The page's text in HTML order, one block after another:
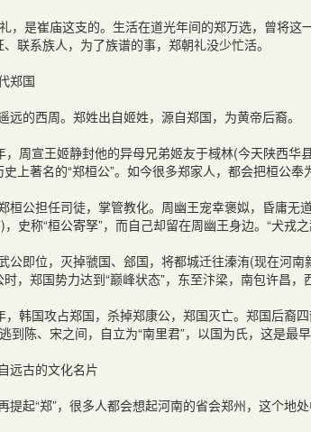
，是崔庙这支的。生活在道光年间的郑万选，曾将
联系族人，为了族谱的事，郑朝礼没少忙活。
郑国
远的西周。郑姓出自姬姓，源自郑国，为黄帝后裔。
，周宣王姬静封他的异母兄弟姬友于棫林(今天陕西华
上著名的“郑桓公”。如今很多郑家人，都会把桓公奉
桓公担任司徒，掌管教化。周幽王宠幸褒姒，昏庸无
)，史称“桓公寄孥”，而自己却留在周幽王身边。“犬戎
公即位，灭掉虢国、郐国，将都城迁往溱洧(现在河南
，郑国势力达到“巅峰状态”，东至汴梁，南包许昌
，韩国攻占郑国，杀掉郑康公，郑国灭亡。郑国后裔
到陈、宋之间，自立为“南里君”，以国为氏，这是最
远古的文化名片
提起“郑”，很多人都会想起河南的省会郑州，这个地